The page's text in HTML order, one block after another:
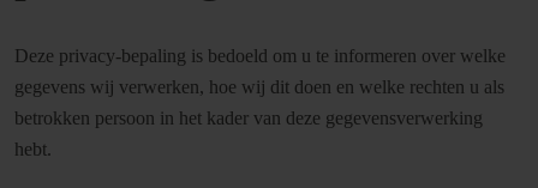
Deze privacy-bepaling is bedoeld om u te informeren over welke
gegevens wij verwerken, hoe wij dit doen en welke rechten u als
betrokken persoon in het kader van deze gegevensverwerking
hebt.